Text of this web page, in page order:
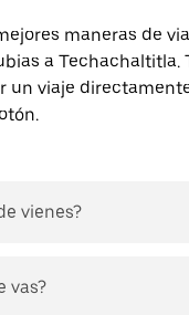
maneras de
a Techachaltitla.
un viaje
vienes?
vas?